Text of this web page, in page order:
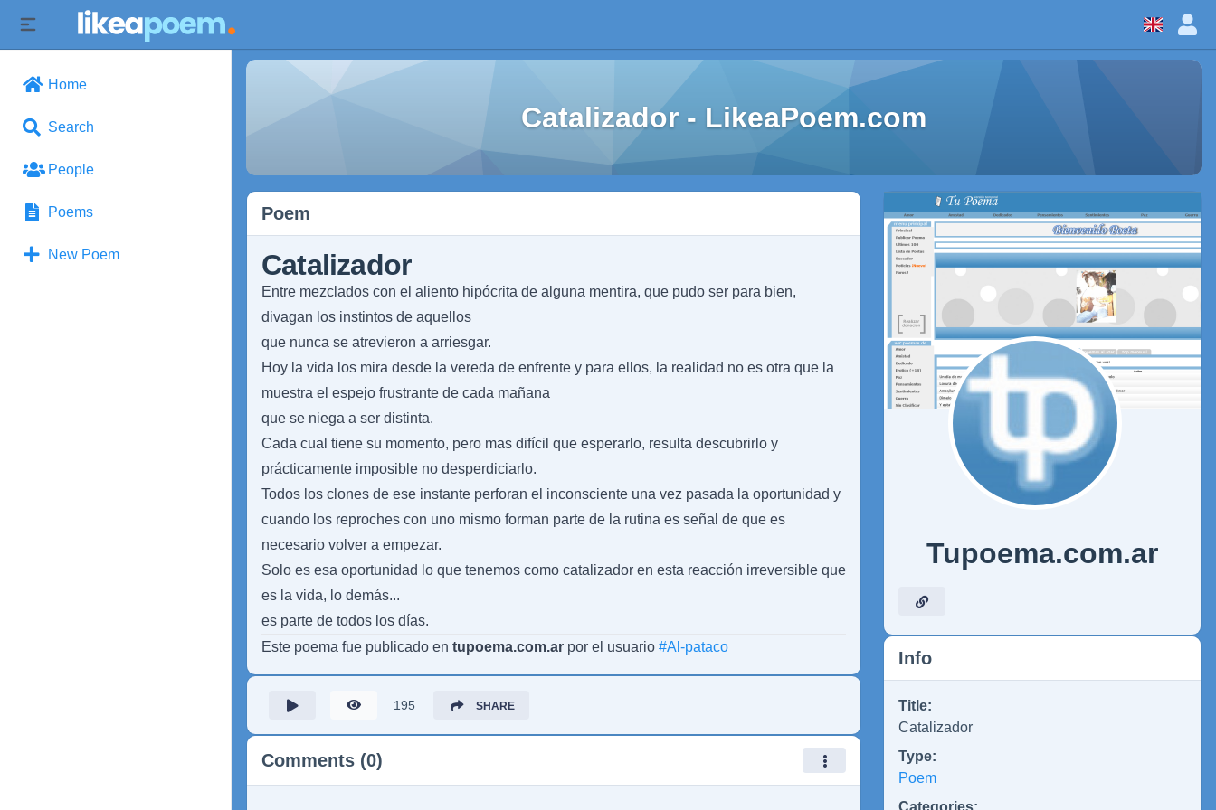
Home
Search
People
Poems
New Poem
Catalizador - LikeaPoem.com
Poem
Catalizador
Entre mezclados con el aliento hipócrita de alguna mentira, que pudo ser para bien,
divagan los instintos de aquellos
que nunca se atrevieron a arriesgar.
Hoy la vida los mira desde la vereda de enfrente y para ellos, la realidad no es otra que la
muestra el espejo frustrante de cada mañana
que se niega a ser distinta.
Cada cual tiene su momento, pero mas difícil que esperarlo, resulta descubrirlo y
prácticamente imposible no desperdiciarlo.
Todos los clones de ese instante perforan el inconsciente una vez pasada la oportunidad y
cuando los reproches con uno mismo forman parte de la rutina es señal de que es
necesario volver a empezar.
Solo es esa oportunidad lo que tenemos como catalizador en esta reacción irreversible que
es la vida, lo demás...
es parte de todos los días.
Este poema fue publicado en tupoema.com.ar por el usuario #Al-pataco
195 SHARE
Comments (0)
Tupoema.com.ar
Info
Title:
Catalizador
Type:
Poem